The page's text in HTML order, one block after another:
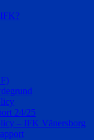
24/25
– IFK Vänersborg